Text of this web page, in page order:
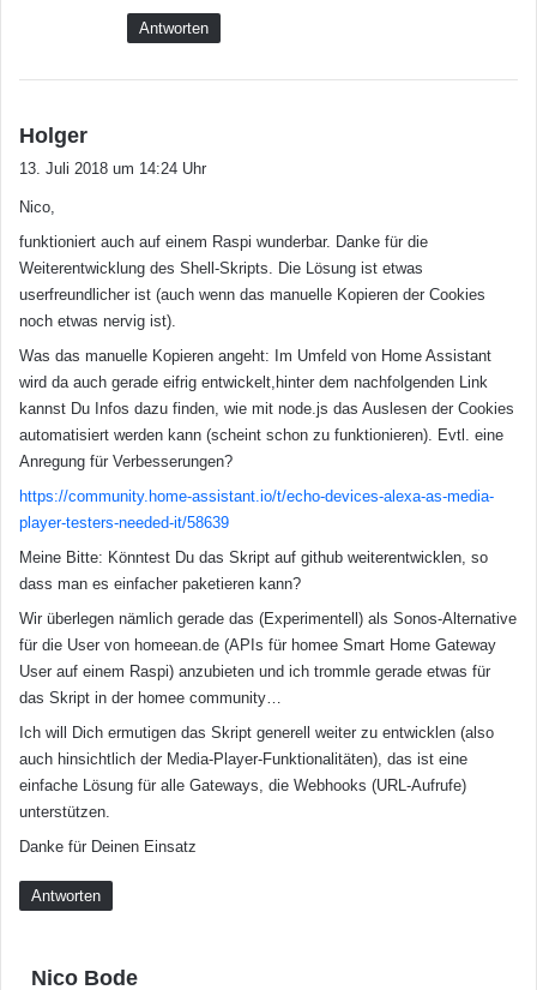
Antworten
Holger
:
13. Juli 2018 um 14:24 Uhr
Nico,
funktioniert auch auf einem Raspi wunderbar. Danke für die
Weiterentwicklung des Shell-Skripts. Die Lösung ist etwas
userfreundlicher ist (auch wenn das manuelle Kopieren der Cookies
noch etwas nervig ist).
Was das manuelle Kopieren angeht: Im Umfeld von Home Assistant
wird da auch gerade eifrig entwickelt,hinter dem nachfolgenden Link
kannst Du Infos dazu finden, wie mit node.js das Auslesen der Cookies
automatisiert werden kann (scheint schon zu funktionieren). Evtl. eine
Anregung für Verbesserungen?
https://community.home-assistant.io/t/echo-devices-alexa-as-media-
player-testers-needed-it/58639
Meine Bitte: Könntest Du das Skript auf github weiterentwicklen, so
dass man es einfacher paketieren kann?
Wir überlegen nämlich gerade das (Experimentell) als Sonos-Alternative
für die User von homeean.de (APIs für homee Smart Home Gateway
User auf einem Raspi) anzubieten und ich trommle gerade etwas für
das Skript in der homee community…
Ich will Dich ermutigen das Skript generell weiter zu entwicklen (also
auch hinsichtlich der Media-Player-Funktionalitäten), das ist eine
einfache Lösung für alle Gateways, die Webhooks (URL-Aufrufe)
unterstützen.
Danke für Deinen Einsatz
Antworten
Nico Bode